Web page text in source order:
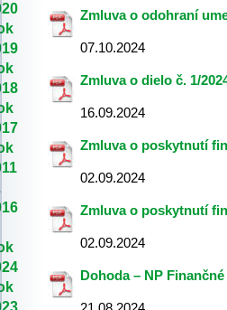
Zmluva o odohraní
07.10.2024
Zmluva o dielo č. 1/
16.09.2024
Zmluva o poskytnutí
02.09.2024
Zmluva o poskytnutí
02.09.2024
Dohoda – NP